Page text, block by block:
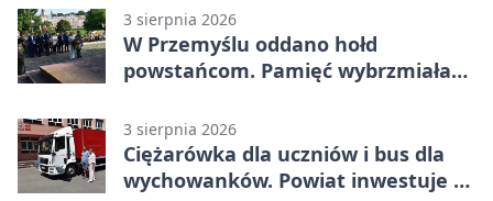
3 sierpnia 2026
W Przemyślu oddano hołd
powstańcom. Pamięć wybrzmiała
3 sierpnia 2026
Ciężarówka dla uczniów i bus dla
wychowanków. Powiat inwestuje w